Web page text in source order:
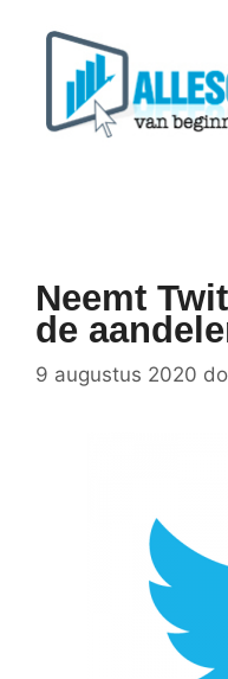
Neemt
de
9 augustus 2020